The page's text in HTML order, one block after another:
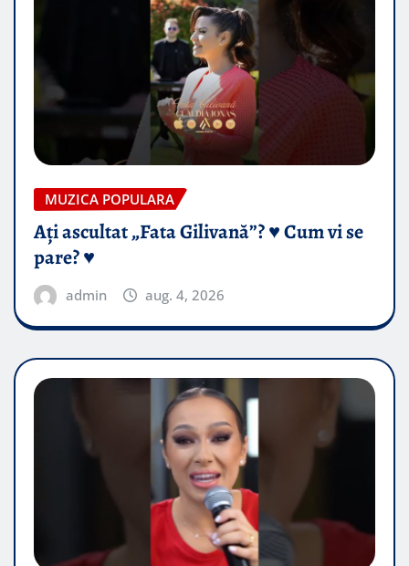
MUZICA POPULARA
Ați ascultat „Fata Gilivană”? ♥️ Cum vi se
pare? ♥️
admin aug. 4, 2026